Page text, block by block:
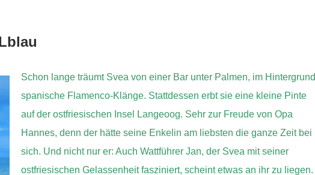
Schon lange träumt Svea von einer Bar unter Palmen, im Hintergrund
spanische Flamenco-Klänge. Stattdessen erbt sie eine kleine Pinte
auf der ostfriesischen Insel Langeoog. Sehr zur Freude von Opa
Hannes, denn der hätte seine Enkelin am liebsten die ganze Zeit bei
sich. Und nicht nur er: Auch Wattführer Jan, der Svea mit seiner
ostfriesischen Gelassenheit fasziniert, scheint etwas an ihr zu liegen.